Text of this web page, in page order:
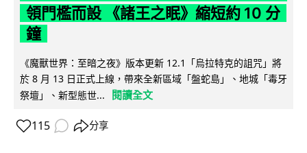
領門檻而設 《諸王之眠》縮短約 10 分
鐘
《魔獸世界：至暗之夜》版本更新 12.1「烏拉特克的詛咒」將
於 8 月 13 日正式上線，帶來全新區域「盤蛇島」、地城「毒牙
祭壇」、新型態世...
閱讀全文
115 分享